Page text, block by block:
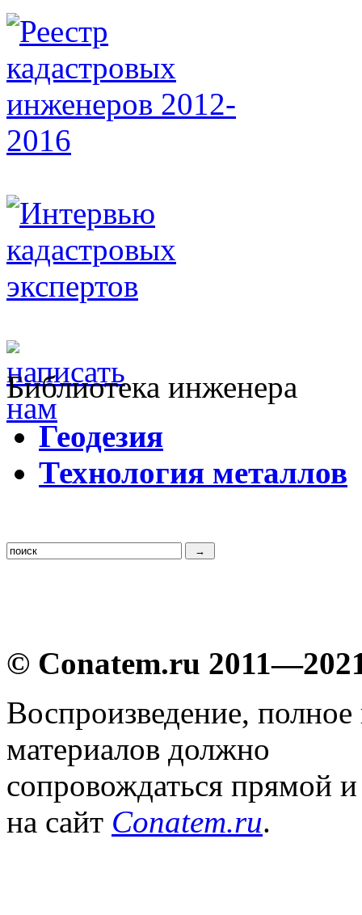
Библиотека инженера
Геодезия
Технология металлов
© Conatem.ru
Воспроизведение,
материалов должно
сопровождаться прямой
на сайт Conatem.ru.